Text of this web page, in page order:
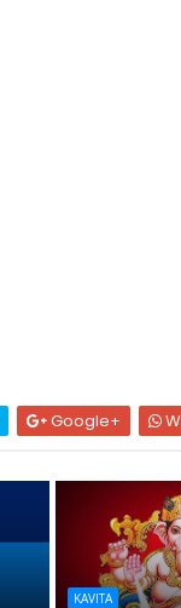
Google+
KAVITA